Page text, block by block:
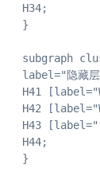
H34;
}
subgraph
label="隐藏
H41
H42
H43
H44;
}